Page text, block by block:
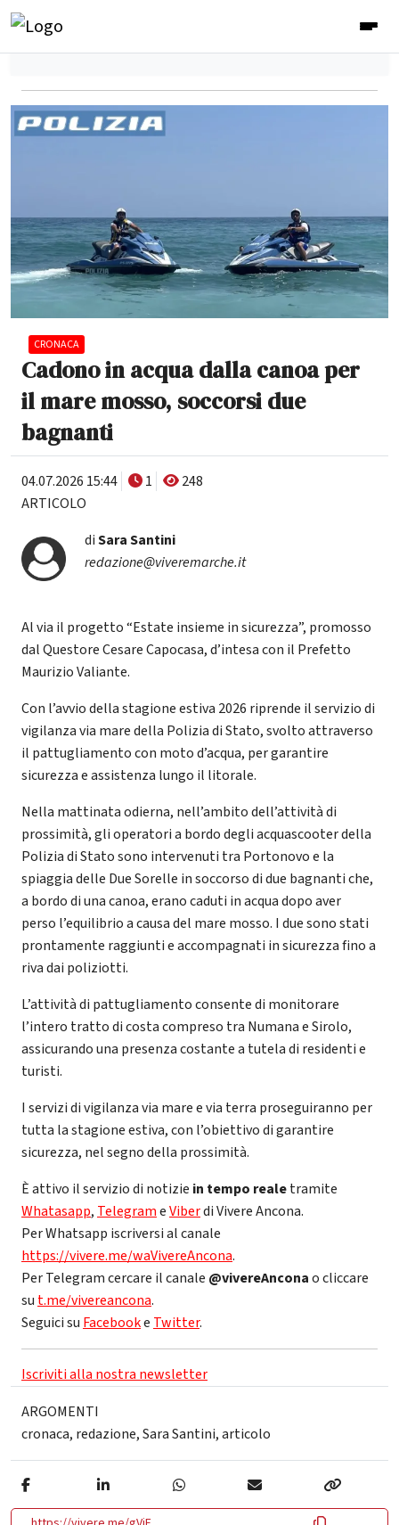
CRONACA
Cadono in acqua dalla canoa per
il mare mosso, soccorsi due
bagnanti
04.07.2026 15:44 1
248
ARTICOLO
diSara Santini
redazione@viveremarche.it
Al via il progetto “Estate insieme in sicurezza”, promosso
dal Questore Cesare Capocasa, d’intesa con il Prefetto
Maurizio Valiante.
Con l’avvio della stagione estiva 2026 riprende il servizio di
vigilanza via mare della Polizia di Stato, svolto attraverso
il pattugliamento con moto d’acqua, per garantire
sicurezza e assistenza lungo il litorale.
Nella mattinata odierna, nell’ambito dell’attività di
prossimità, gli operatori a bordo degli acquascooter della
Polizia di Stato sono intervenuti tra Portonovo e la
spiaggia delle Due Sorelle in soccorso di due bagnanti che,
a bordo di una canoa, erano caduti in acqua dopo aver
perso l’equilibrio a causa del mare mosso. I due sono stati
prontamente raggiunti e accompagnati in sicurezza fino a
riva dai poliziotti.
L’attività di pattugliamento consente di monitorare
l’intero tratto di costa compreso tra Numana e Sirolo,
assicurando una presenza costante a tutela di residenti e
turisti.
I servizi di vigilanza via mare e via terra proseguiranno per
tutta la stagione estiva, con l’obiettivo di garantire
sicurezza, nel segno della prossimità.
È attivo il servizio di notizie in tempo realetramite
Whatasapp, TelegrameViberdi Vivere Ancona.
Per Whatsapp iscriversi al canale
https://vivere.me/waVivereAncona.
Per Telegram cercare il canale @vivereAnconao cliccare
su t.me/vivereancona.
Seguici su Facebooke Twitter.
Iscriviti alla nostra newsletter
ARGOMENTI
cronaca, redazione,Sara Santini,articolo